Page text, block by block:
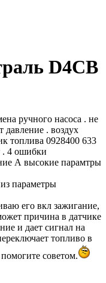
D4CB
ручного насоса . не
давление . воздух
топлива 0928400 633
. 4 ошибки
А высокие парамтры
параметры
его вкл зажигание,
причина в датчике
и дает сигнал на
топливо в
советом.